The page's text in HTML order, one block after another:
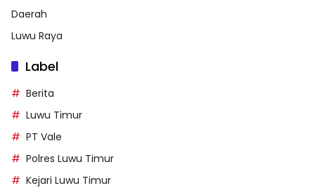
Daerah
Luwu Raya
Label
Berita
Luwu Timur
PT Vale
Polres Luwu Timur
Kejari Luwu Timur